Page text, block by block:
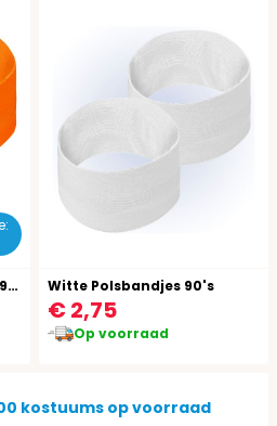
Polsbandjes Neon Oranje 90's Witte Polsbandjes 90's
€ 2,75
Op voorraad
vanaf €49,95